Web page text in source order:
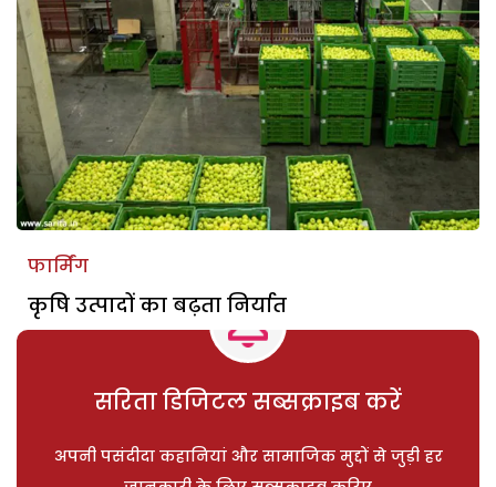
फार्मिंग
कृषि उत्पादों का बढ़ता निर्यात
सरिता डिजिटल सब्सक्राइब करें
अपनी पसंदीदा कहानियां और सामाजिक मुद्दों से जुड़ी हर